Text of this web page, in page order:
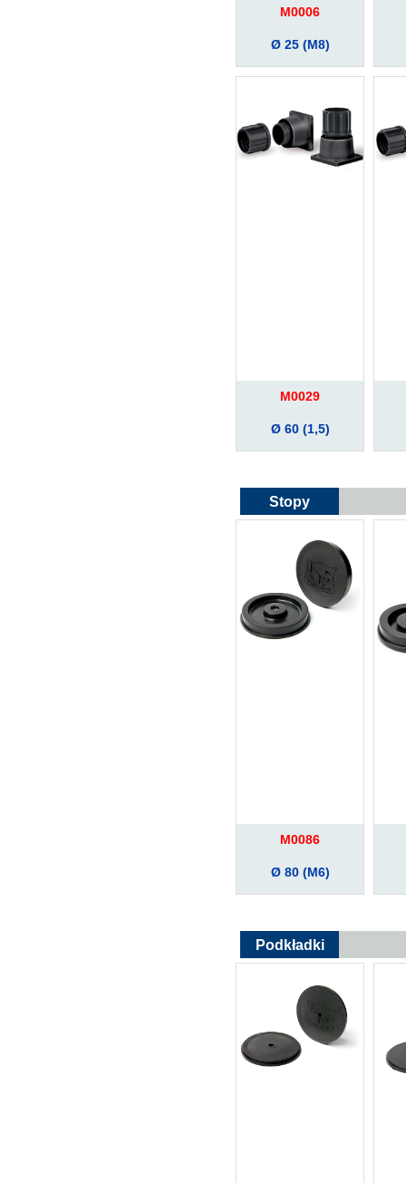
M0006
Ø 25 (M8)
M0029
Ø 60 (1,5)
Stopy
M0086
Ø 80 (M6)
Podkładki